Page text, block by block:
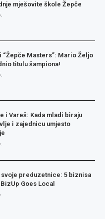
mješovite škole Žepče
“Žepče Masters”: Mario Željo
titulu šampiona!
i Vareš: Kada mladi biraju
i zajednicu umjesto
preduzetnice: 5 biznisa
Goes Local